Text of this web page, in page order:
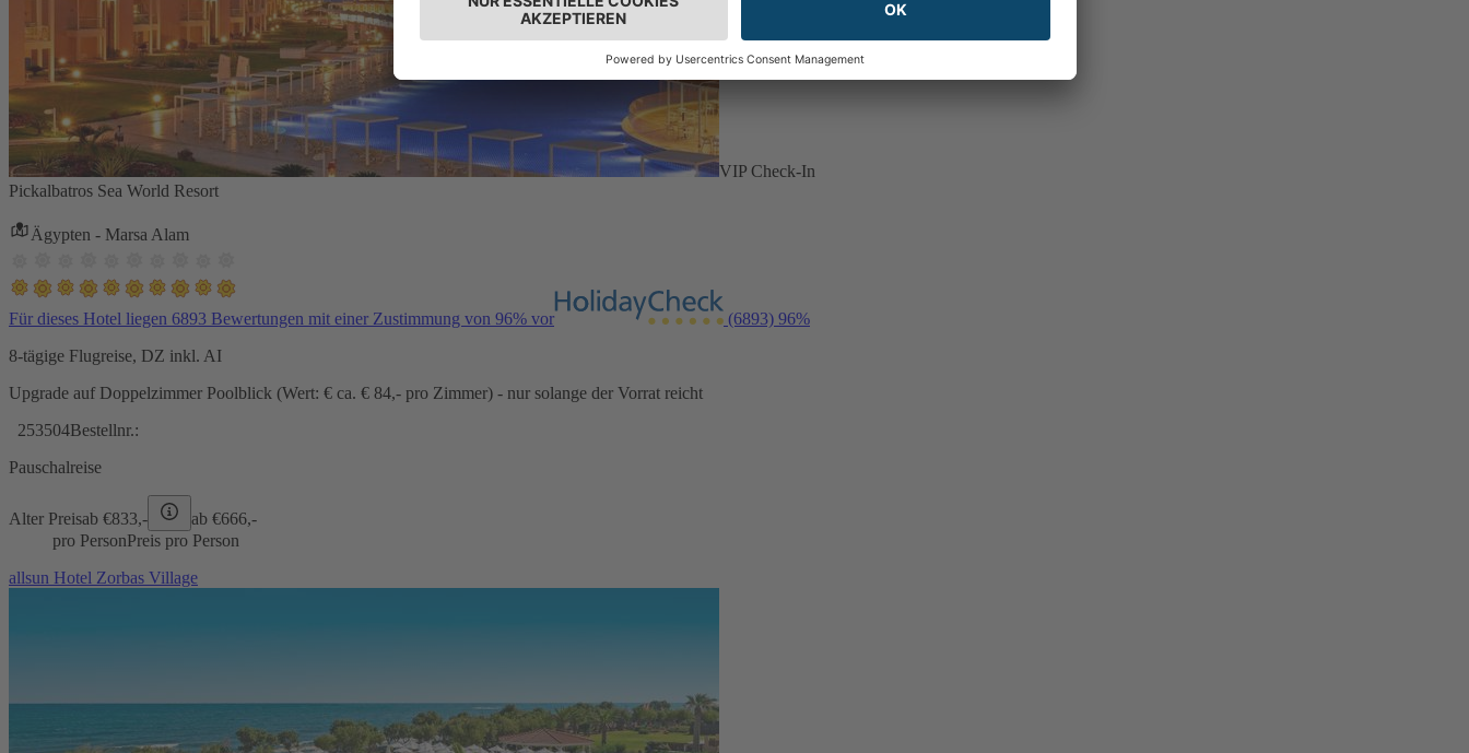
VIP Check-In
Pickalbatros Sea World Resort
Ägypten - Marsa Alam
Für dieses Hotel liegen 6893 Bewertungen mit einer Zustimmung von 96% vor (6893) 96%
8-tägige Flugreise, DZ inkl. AI
Upgrade auf Doppelzimmer Poolblick (Wert: € ca. € 84,- pro Zimmer) - nur solange der Vorrat reicht
253504Bestellnr.:
Pauschalreise
Alter Preisab €833,- ab €666,-
pro PersonPreis pro Person
allsun Hotel Zorbas Village